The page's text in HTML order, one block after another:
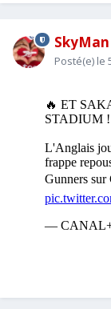
SkyMan
Posté(e) le